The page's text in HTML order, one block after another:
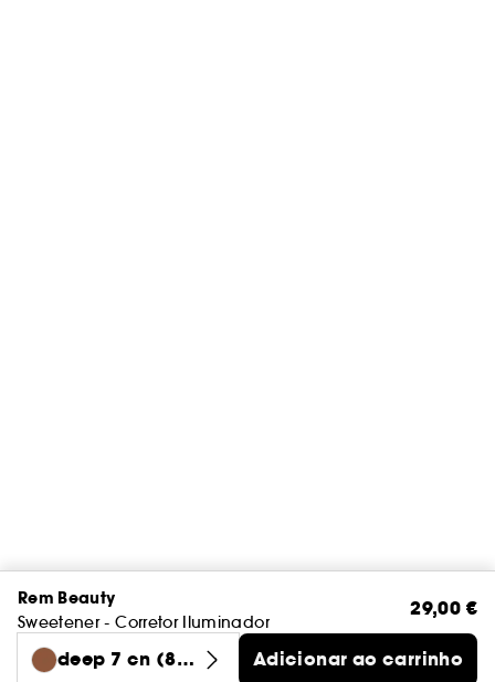
Rem Beauty
Sweetener - Corretor Iluminador
29,00 €
deep 7 cn (8 g
Adicionar ao carrinho